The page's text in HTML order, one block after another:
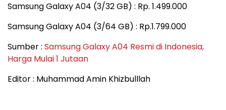
Samsung Galaxy A04 (3/32 GB) : Rp. 1.499.000
Samsung Galaxy A04 (3/64 GB) : Rp.1.799.000
Sumber : Samsung Galaxy A04 Resmi di Indonesia,
Harga Mulai 1 Jutaan
Editor : Muhammad Amin Khizbulllah